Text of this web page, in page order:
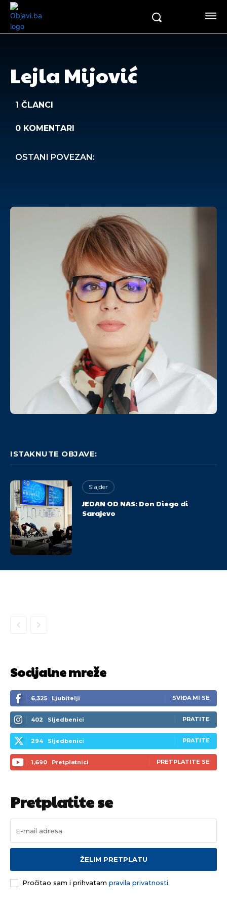
Lejla Mijović
1 ČLANCI
0 KOMENTARI
OSTANI POVEZAN:
ISTAKNUTE OBJAVE:
Slajder
JEDAN OD NAS: Don Diego di
Sarajevo
Socijalne mreže
6,325 Ljubitelji SVIĐA MI SE
402 Sljedbenici PRATITE
294 Sljedbenici PRATITE
1,690 Pretplatnici PRETPLATITE SE
Pretplatite se
ŽELIM PRETPLATU
Pročitao sam i prihvatam pravila privatnosti.